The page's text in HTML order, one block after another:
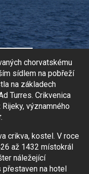
chorvatskému
sídlem na pobřeží
na základech
Turres. Crikvenica
významného
.
crikva, kostel. V roce
až 1432 místokrál
náležející
na hotel